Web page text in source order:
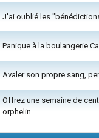
J'ai oublié les
Panique à la boulangerie
Avaler son propre sang,
Offrez une semaine de
orphelin